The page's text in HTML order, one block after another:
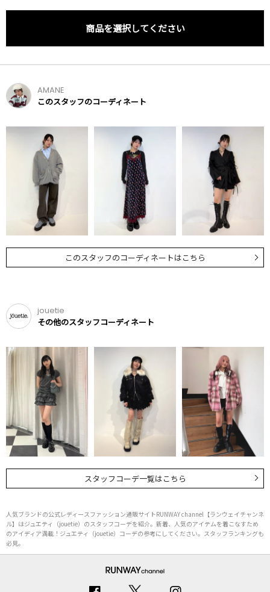
商品を選択してください
AMANE
このスタッフのコーディネート
このスタッフのコーディネートはこちら
jouetie
その他のスタッフコーディネート
スタッフコーデ一覧はこちら
人気ブランドの公式レディースファッション通販サイトRUNWAY channel【ランウェイチャンネ
ル】はジュエティ（jouetie）のスタッフコーデを紹介。新着、人気のアイテムを着こなすため
のアイディア満載！ジュエティ（jouetie）コーデの参考にしてください。スタッフランキングも
必見。